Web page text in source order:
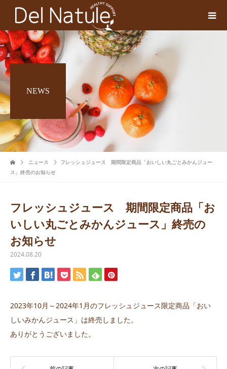
NEWS
ニュース
フレッシュジュース 期間限定商品「おいしい丸ごとみかんジュー
ス」終売のお知らせ
フレッシュジュース 期間限定商品「お
いしい丸ごとみかんジュース」終売の
お知らせ
2024.08.20
2023年10月～2024年1月のフレッシュジュース限定商品「おい
しいみかんジュース」は終売しました。
ありがとうございました。